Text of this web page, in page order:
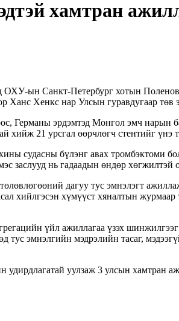
хамтран
ОХУ-ын Санкт-Петербург хотын
Ханс Хенкс нар Улсын гуравдугаар төв
Германы эрдэмтэд Монгол эмч нарын
хийж 21 урсгал өөрчлөгч стентийг үнэ
судасны бүлэнг авах тромбэктоми
заслууд нь гадаадын өндөр
дагуу тус эмнэлэгт
хийлгэсэн хүмүүст хяналтын
үйл ажиллагаа үзэх
тус эмнэлгийн мэдрэлийн тасаг,
уулзаж 3 улсын хамтран